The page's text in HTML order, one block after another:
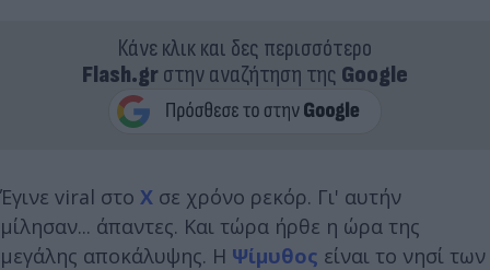
Κάνε κλικ και δες περισσότερο
Flash.grστην αναζήτηση της Google
Έγινε viral στο X σε χρόνο ρεκόρ. Γι' αυτήν
μίλησαν... άπαντες. Και τώρα ήρθε η ώρα της
μεγάλης αποκάλυψης. Η Ψίμυθος είναι το νησί των